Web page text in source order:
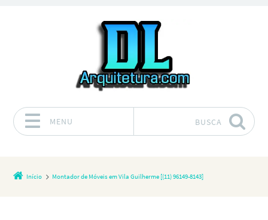
MENU BUSCA
Início Montador de Móveis em Vila Guilherme [(11) 96149-8143]